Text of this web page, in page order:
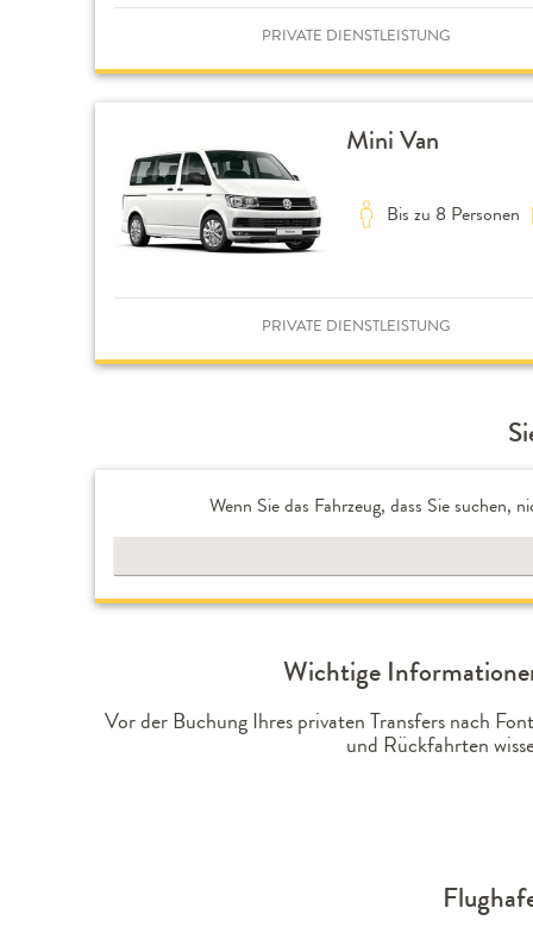
PRIVATE DIENSTLEISTUNG
Mini Van
Bis zu 8 Personen
PRIVATE DIENSTLEISTUNG
Wenn Sie das Fahrzeug, dass Sie suchen,
Wichtige
Vor der Buchung Ihres privaten Transfers nach
und Rückfahrten